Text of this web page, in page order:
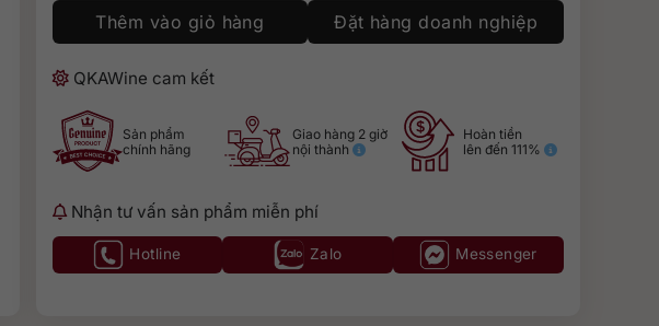
Thêm vào giỏ hàng Đặt hàng doanh nghiệp
QKAWine cam kết
Sản phẩm
chính hãng
Giao hàng 2 giờ
nội thành
Hoàn tiền
lên đến 111%
Nhận tư vấn sản phẩm miễn phí
Hotline Zalo Messenger